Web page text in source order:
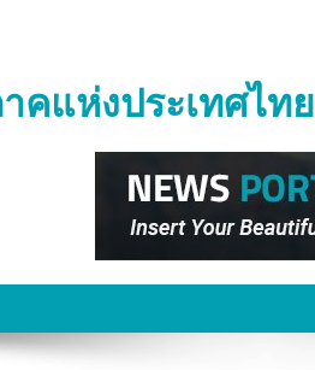
แห่งประเทศไทย